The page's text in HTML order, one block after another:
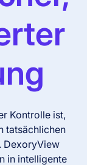
Kontrolle ist,
tatsächlichen
DexoryView
in intelligente